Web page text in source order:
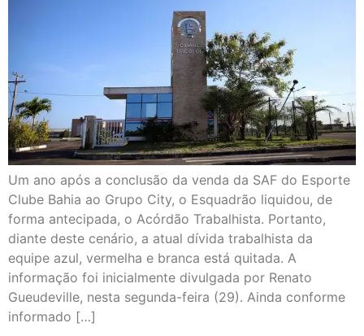
Um ano após a conclusão da venda da SAF do Esporte
Clube Bahia ao Grupo City, o Esquadrão liquidou, de
forma antecipada, o Acórdão Trabalhista. Portanto,
diante deste cenário, a atual dívida trabalhista da
equipe azul, vermelha e branca está quitada. A
informação foi inicialmente divulgada por Renato
Gueudeville, nesta segunda-feira (29). Ainda conforme
informado […]